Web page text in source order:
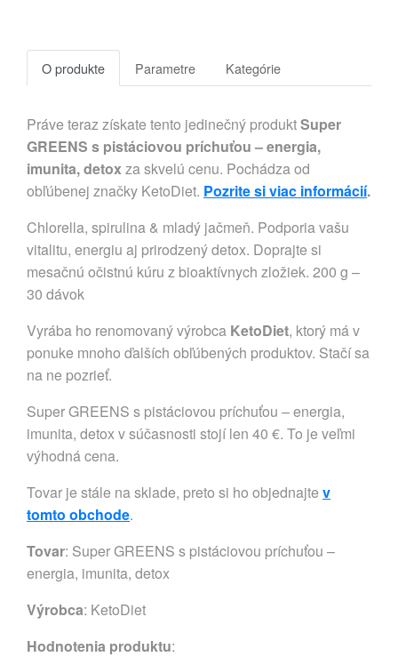
O produkte Parametre Kategórie
Práve teraz získate tento jedinečný produktSuper
GREENS s pistáciovou príchuťou – energia,
imunita, detoxza skvelú cenu. Pochádza od
obľúbenej značky KetoDiet. Pozrite si viac informácií.
Chlorella, spirulina & mladý jačmeň. Podporia vašu
vitalitu, energiu aj prirodzený detox. Doprajte si
mesačnú očistnú kúru z bioaktívnych zložiek. 200 g –
30 dávok
Vyrába ho renomovaný výrobca KetoDiet, ktorý má v
ponuke mnoho ďalších obľúbených produktov. Stačí sa
na ne pozrieť.
Super GREENS s pistáciovou príchuťou – energia,
imunita, detox v súčasnosti stojí len 40 €. To je veľmi
výhodná cena.
Tovar je stále na sklade, preto si ho objednajte v
tomto obchode.
Tovar: Super GREENS s pistáciovou príchuťou –
energia, imunita, detox
Výrobca: KetoDiet
Hodnotenia produktu: